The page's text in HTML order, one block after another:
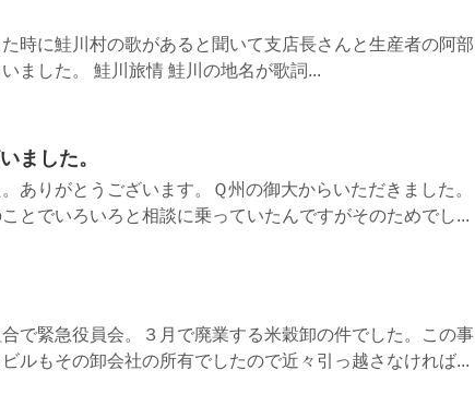
時に鮭川村の歌があると聞いて支店長さんと生産者の阿部
ました。 鮭川旅情 鮭川の地名が歌詞...
ました。
ありがとうございます。Ｑ州の御大からいただきました。
とでいろいろと相談に乗っていたんですがそのためでし...
で緊急役員会。３月で廃業する米穀卸の件でした。この事
ルもその卸会社の所有でしたので近々引っ越さなければ...